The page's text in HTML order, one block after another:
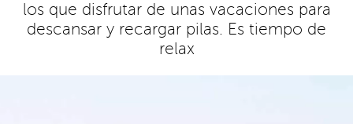
los que disfrutar de unas vacaciones para
descansar y recargar pilas. Es tiempo de
relax